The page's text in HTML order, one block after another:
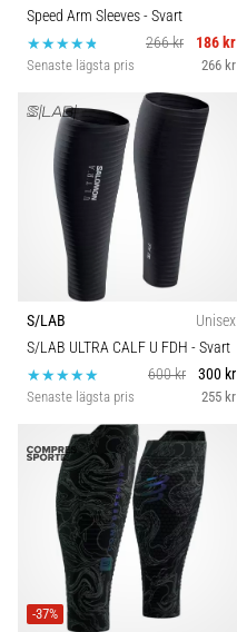
Speed Arm Sleeves- Svart
266 kr
186 kr
Senaste lägsta pris 266 kr
S/LAB
Unisex
S/LAB ULTRA CALF U FDH - Svart
600 kr
300 kr
Senaste lägsta pris 255 kr
-37%